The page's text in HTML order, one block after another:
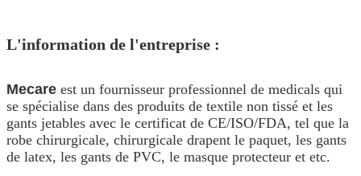
L'information de l'entreprise :
Mecare est un fournisseur professionnel de medicals qui
se spécialise dans des produits de textile non tissé et les
gants jetables avec le certificat de CE/ISO/FDA, tel que la
robe chirurgicale, chirurgicale drapent le paquet, les gants
de latex, les gants de PVC, le masque protecteur et etc.